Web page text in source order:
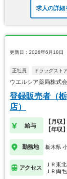
求人の詳細
更新日：2026年6月18日
正社員 ドラッグスト
ウエルシア薬局株式
登録販売者（
店）
給与
【月収
【年収
勤務地 栃木県
アクセス
ＪＲ東
ＪＲ両